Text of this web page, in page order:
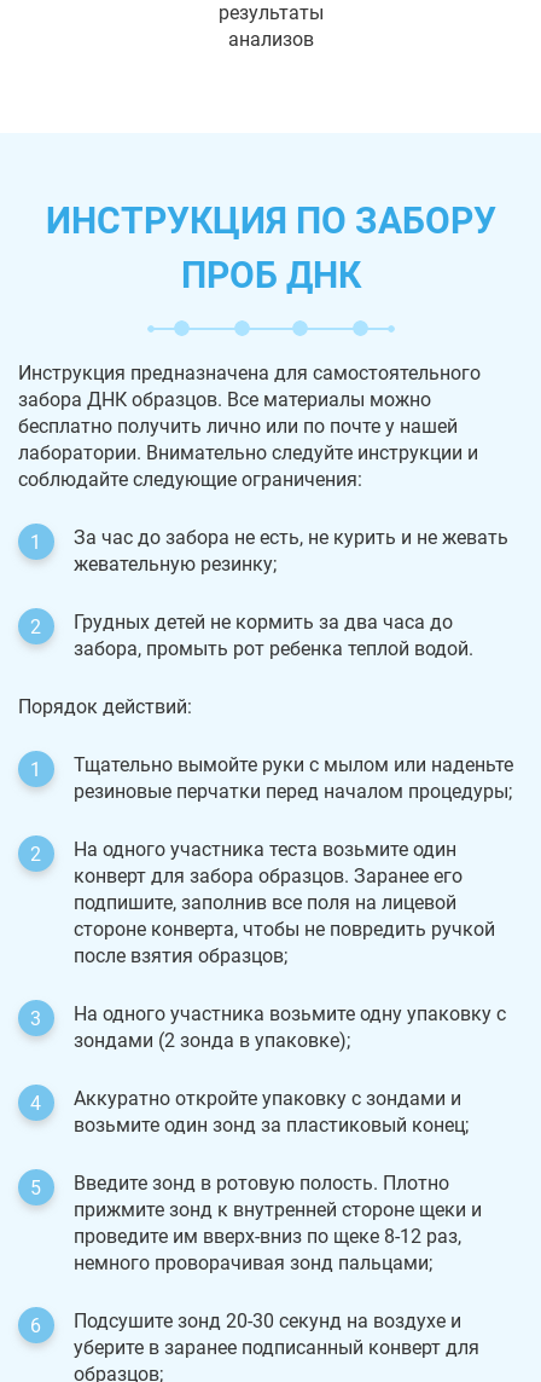
результаты
анализов
ИНСТРУКЦИЯ ПО ЗАБОРУ
ПРОБ ДНК
Инструкция предназначена для самостоятельного
забора ДНК образцов. Все материалы можно
бесплатно получить лично или по почте у нашей
лаборатории. Внимательно следуйте инструкции и
соблюдайте следующие ограничения:
За час до забора не есть, не курить и не жевать
жевательную резинку;
Грудных детей не кормить за два часа до
забора, промыть рот ребенка теплой водой.
Порядок действий:
Тщательно вымойте руки с мылом или наденьте
резиновые перчатки перед началом процедуры;
На одного участника теста возьмите один
конверт для забора образцов. Заранее его
подпишите, заполнив все поля на лицевой
стороне конверта, чтобы не повредить ручкой
после взятия образцов;
На одного участника возьмите одну упаковку с
зондами (2 зонда в упаковке);
Аккуратно откройте упаковку с зондами и
возьмите один зонд за пластиковый конец;
Введите зонд в ротовую полость. Плотно
прижмите зонд к внутренней стороне щеки и
проведите им вверх-вниз по щеке 8-12 раз,
немного проворачивая зонд пальцами;
Подсушите зонд 20-30 секунд на воздухе и
уберите в заранее подписанный конверт для
образцов;